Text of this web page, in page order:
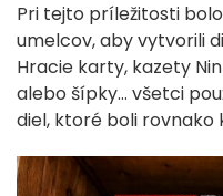
Pri tejto príležitosti
umelcov, aby vytvorili
Hracie karty, kazety
alebo šípky... všetci
diel, ktoré boli rovnako